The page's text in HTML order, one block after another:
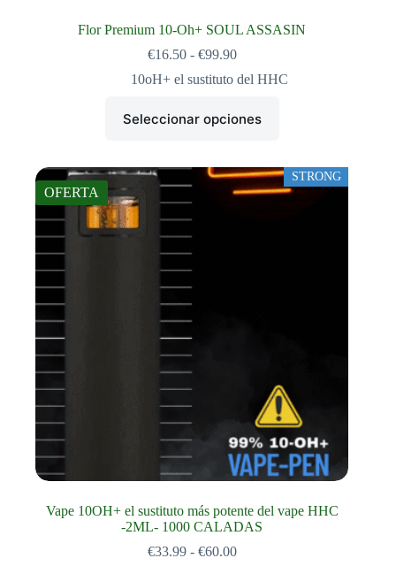
Flor Premium 10-Oh+ SOUL ASSASIN
€16.50 - €99.90Rango
precios:
€16.50
10oH+ el sustituto del HHC
Seleccionar opciones
producto
variantes.
Las
opciones
se
producto
STRONG
OFERTA
Vape 10OH+ el sustituto más potente del vape HHC
-2ML- 1000 CALADAS
€33.99 - €60.00Rango